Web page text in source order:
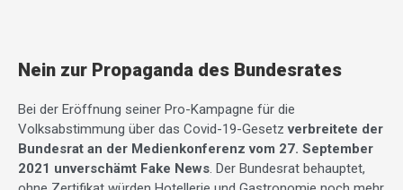
Nein zur Propaganda des Bundesrates
Bei der Eröffnung seiner Pro-Kampagne für die
Volksabstimmung über das Covid-19-Gesetzverbreitete der
Bundesrat an der Medienkonferenz vom 27. September
2021 unverschämt Fake News. Der Bundesrat behauptet,